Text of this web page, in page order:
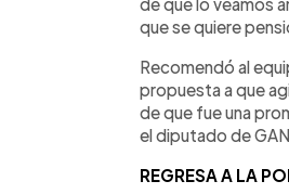
que se quiere
Recomendó al
propuesta a que
de que fue una
el diputado de
REGRESA A LA